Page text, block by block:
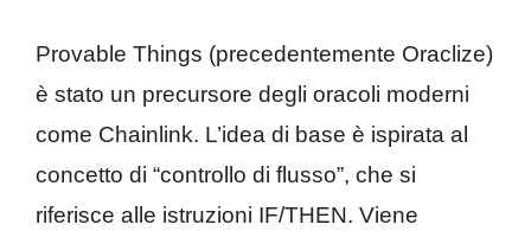
Provable Things (precedentemente Oraclize)
è stato un precursore degli oracoli moderni
come Chainlink. L’idea di base è ispirata al
concetto di “controllo di flusso”, che si
riferisce alle istruzioni IF/THEN. Viene